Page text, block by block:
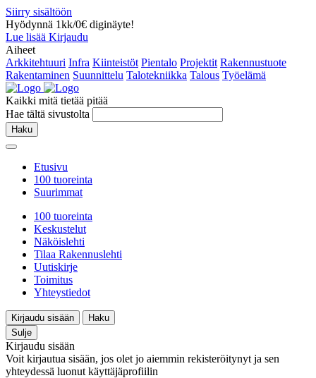
Siirry sisältöön
Hyödynnä 1kk/0€ diginäyte!
Lue lisää Kirjaudu
Aiheet
Arkkitehtuuri Infra Kiinteistöt Pientalo Projektit Rakennustuote
Rakentaminen Suunnittelu Talotekniikka Talous Työelämä
Kaikki mitä tietää pitää
Hae tältä sivustolta
Haku
Etusivu
100 tuoreinta
Suurimmat
100 tuoreinta
Keskustelut
Näköislehti
Tilaa Rakennuslehti
Uutiskirje
Toimitus
Yhteystiedot
Kirjaudu sisään
Haku
Sulje
Kirjaudu sisään
Voit kirjautua sisään, jos olet jo aiemmin rekisteröitynyt ja sen
yhteydessä luonut käyttäjäprofiilin